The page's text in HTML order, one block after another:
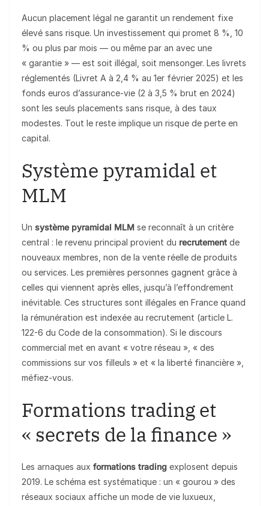
Aucun placement légal ne garantit un rendement fixe
élevé sans risque. Un investissement qui promet 8 %, 10
% ou plus par mois — ou même par an avec une
« garantie » — est soit illégal, soit mensonger. Les livrets
réglementés (Livret A à 2,4 % au 1er février 2025) et les
fonds euros d’assurance-vie (2 à 3,5 % brut en 2024)
sont les seuls placements sans risque, à des taux
modestes. Tout le reste implique un risque de perte en
capital.
Système pyramidal et
MLM
Un système pyramidal MLM se reconnaît à un critère
central : le revenu principal provient du recrutement de
nouveaux membres, non de la vente réelle de produits
ou services. Les premières personnes gagnent grâce à
celles qui viennent après elles, jusqu’à l’effondrement
inévitable. Ces structures sont illégales en France quand
la rémunération est indexée au recrutement (article L.
122-6 du Code de la consommation). Si le discours
commercial met en avant « votre réseau », « des
commissions sur vos filleuls » et « la liberté financière »,
méfiez-vous.
Formations trading et
« secrets de la finance »
Les arnaques aux formations trading explosent depuis
2019. Le schéma est systématique : un « gourou » des
réseaux sociaux affiche un mode de vie luxueux,